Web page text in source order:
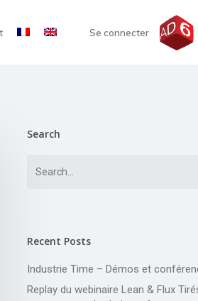
Se connecter
Search
Recent Posts
Industrie Time – Démos et
Replay du webinaire Lean & Flux